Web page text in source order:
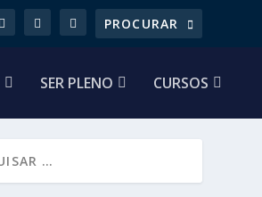
SER PLENO CURSOS